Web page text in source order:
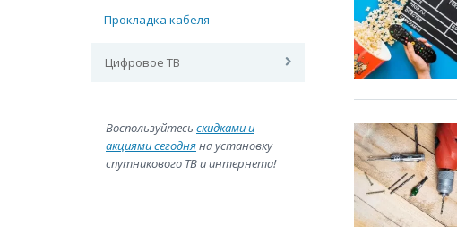
Прокладка кабеля
Цифровое ТВ
Воспользуйтесь скидками и
акциямисегодняна установку
спутникового ТВ и интернета!